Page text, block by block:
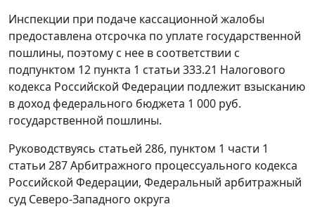
Инспекции при подаче кассационной жалобы
предоставлена отсрочка по уплате государственной
пошлины, поэтому с нее в соответствии с
подпунктом 12 пункта 1 статьи 333.21 Налогового
кодекса Российской Федерации подлежит взысканию
в доход федерального бюджета 1 000 руб.
государственной пошлины.
Руководствуясь статьей 286, пунктом 1 части 1
статьи 287Арбитражного процессуального кодекса
Российской Федерации, Федеральный арбитражный
суд Северо-Западного округа